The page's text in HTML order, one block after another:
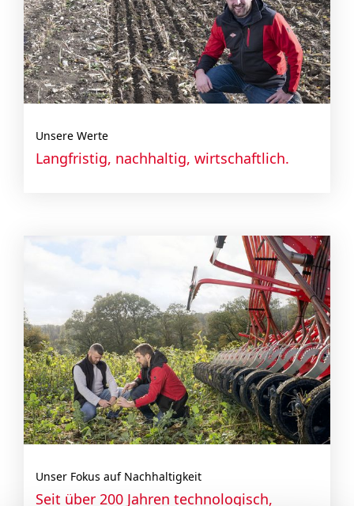
Unsere Werte
Langfristig, nachhaltig, wirtschaftlich.
Unser Fokus auf Nachhaltigkeit
Seit über 200 Jahren technologisch,